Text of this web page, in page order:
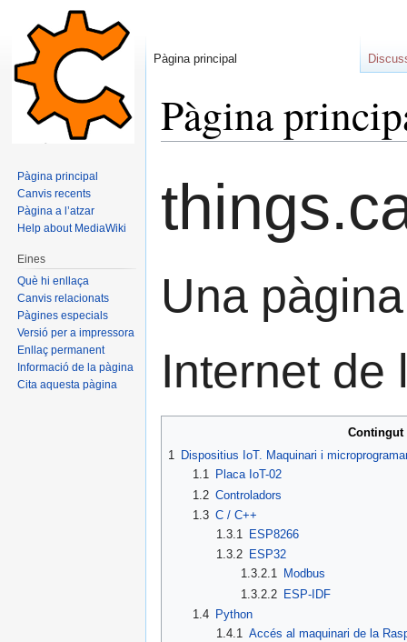
Pàgina
Una
Internet de
Contingut
1 Dispositius IoT. Maquinari i
1.1
Placa IoT-02
1.2 Controladors
1.3 C / C++
1.3.1 ESP8266
1.3.2 ESP32
1.3.2.1
Modbus
1.3.2.2
ESP-IDF
1.4
Python
1.4.1 Accés al maquinari de la
Pàgina principal
Pàgina principal
Canvis recents
Pàgina a l’atzar
Help about MediaWiki
Eines
Què hi enllaça
Canvis relacionats
Pàgines especials
Versió per a impressora
Enllaç permanent
Informació de la pàgina
Cita aquesta pàgina